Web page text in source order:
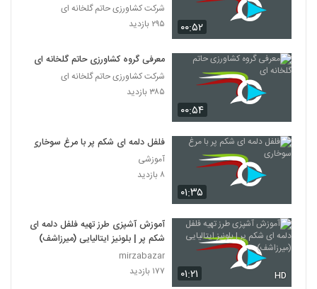
۰۰:۵۲
شرکت کشاورزی حاتم گلخانه ای
۲۹۵ بازدید
۰۰:۵۴
معرفی گروه کشاورزی حاتم گلخانه ای
شرکت کشاورزی حاتم گلخانه ای
۳۸۵ بازدید
۰۱:۳۵
فلفل دلمه ای شکم پر با مرغ سوخاری
آموزشی
۸ بازدید
۰۱:۲۱ HD
آموزش آشپزی طرز تهیه فلفل دلمه ای
شکم پر | بلونیز ایتالیایی (میرزاشف)
mirzabazar
۱۷۷ بازدید